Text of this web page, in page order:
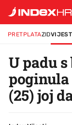
PRETPLATAZID
U padu
poginula
(25) joj